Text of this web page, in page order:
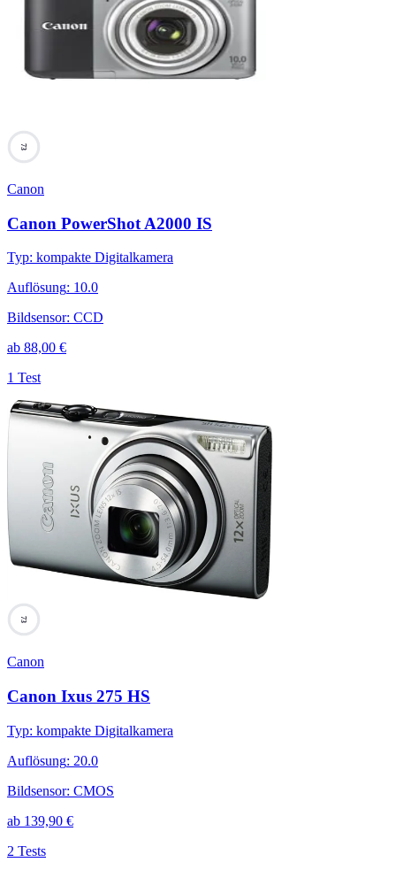
73
Canon
Canon PowerShot A2000 IS
Typ: kompakte Digitalkamera
Auflösung: 10.0
Bildsensor: CCD
ab 88,00 €
1 Test
73
Canon
Canon Ixus 275 HS
Typ: kompakte Digitalkamera
Auflösung: 20.0
Bildsensor: CMOS
ab 139,90 €
2 Tests